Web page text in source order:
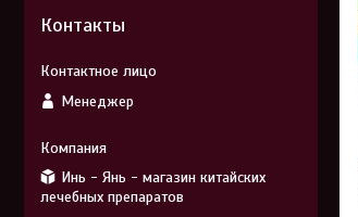
Контакты
Менеджер
Инь - Янь - магазин китайских
лечебных препаратов